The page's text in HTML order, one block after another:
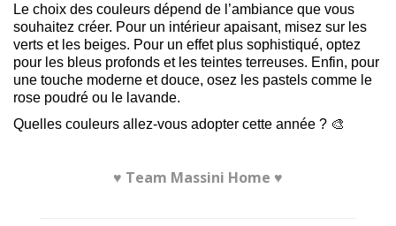
Le choix des couleurs dépend de l’ambiance que vous
souhaitez créer. Pour un intérieur apaisant, misez sur les
verts et les beiges. Pour un effet plus sophistiqué, optez
pour les bleus profonds et les teintes terreuses. Enfin, pour
une touche moderne et douce, osez les pastels comme le
rose poudré ou le lavande.
Quelles couleurs allez-vous adopter cette année ? 🎨
♥ Team Massini Home ♥